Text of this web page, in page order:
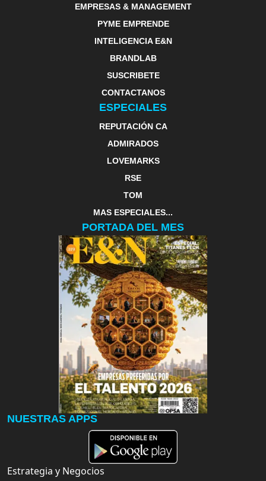
EMPRESAS & MANAGEMENT
PYME EMPRENDE
INTELIGENCIA E&N
BRANDLAB
SUSCRIBETE
CONTACTANOS
ESPECIALES
REPUTACIÓN CA
ADMIRADOS
LOVEMARKS
RSE
TOM
MAS ESPECIALES...
PORTADA DEL MES
NUESTRAS APPS
Estrategia y Negocios